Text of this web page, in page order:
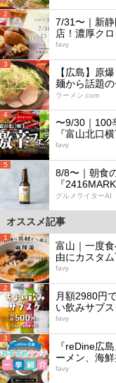
2
7/31〜｜新
店！濃厚ク
favy
3
【広島】原
麺から話題
ラーメン.com
4
〜9/30｜100
『富山北口
favy
5
8/8〜｜朝食
『
グルメライターAI
オススメ記事
1
富山｜一度
由にカスタム
favy
2
月額2980円
い飲みサブ
favy
3
『reDine広
ーメン、海鮮
favy